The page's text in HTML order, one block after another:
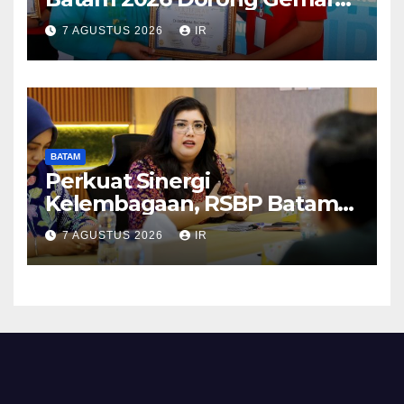
Makan Ikan
7 AGUSTUS 2026 IR
BATAM
Perkuat Sinergi
Kelembagaan, RSBP Batam
dan BPOM Pastikan
Pelayanan dan Ketersediaan
Obat Aman
7 AGUSTUS 2026 IR